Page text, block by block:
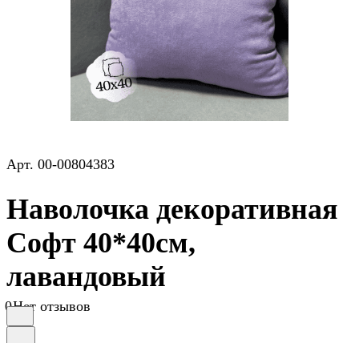
Арт. 00-00804383
Наволочка декоративная
Софт 40*40см,
лавандовый
0Нет отзывов